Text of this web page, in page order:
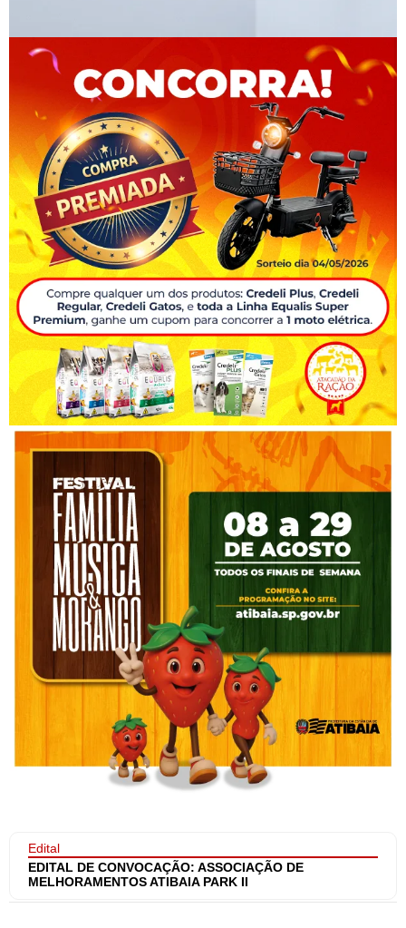
Edital
EDITAL DE CONVOCAÇÃO: ASSOCIAÇÃO DE
MELHORAMENTOS ATIBAIA PARK II